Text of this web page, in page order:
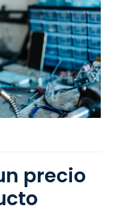
precio